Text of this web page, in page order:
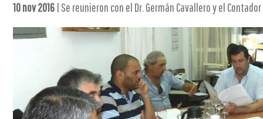
10 nov 2016 | Se reunieron con el Dr. Germán Cavallero y el